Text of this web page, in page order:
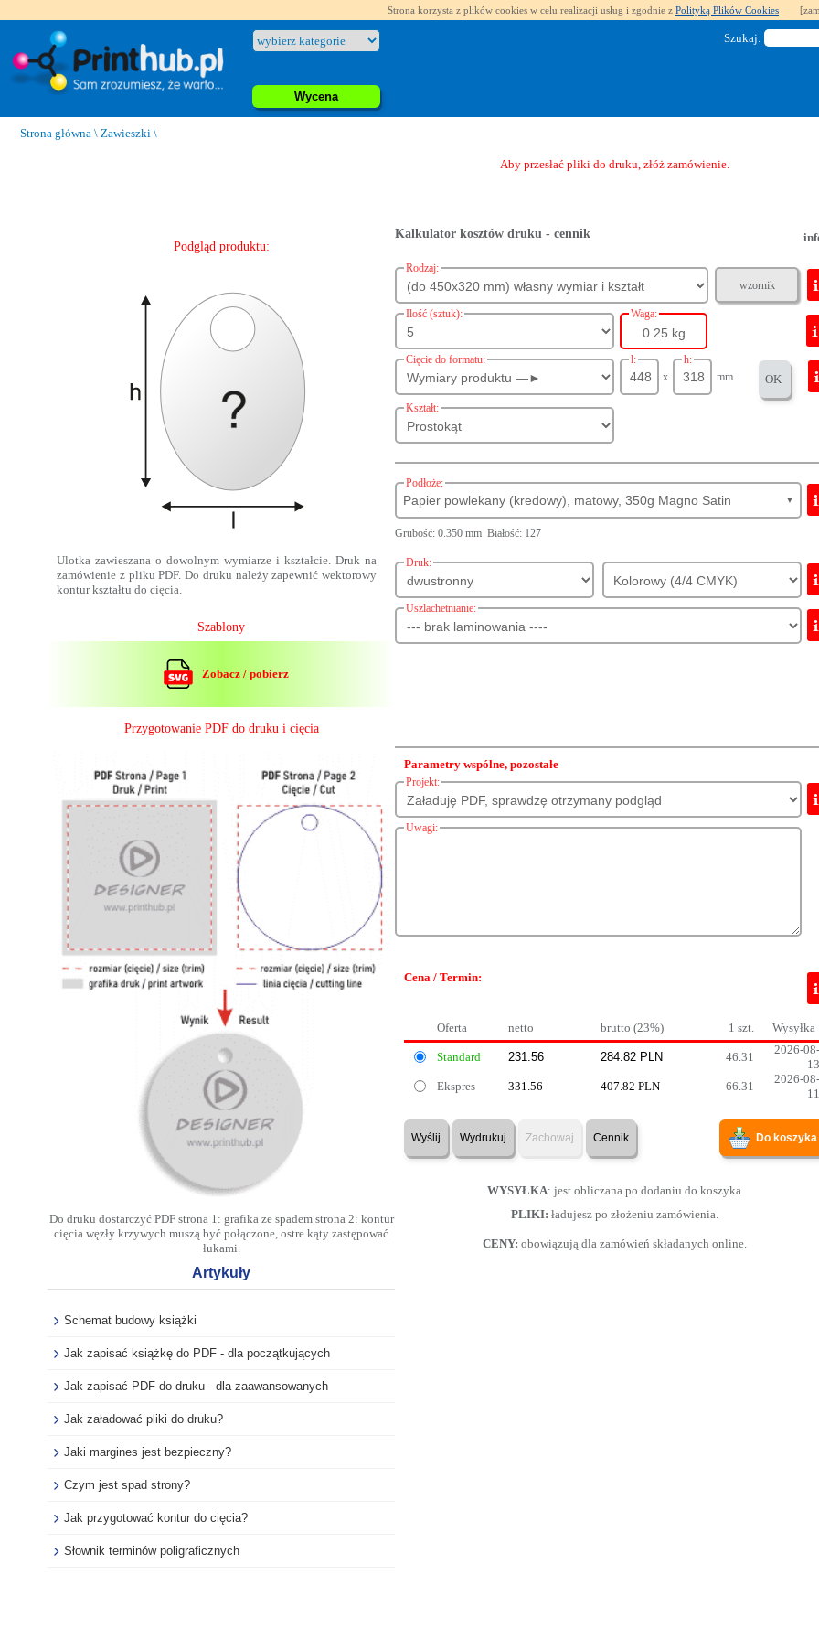
Strona korzysta z plików cookies w celu realizacji usług i zgodnie z Polityką Plików Cookies
Wycena
Szukaj:
Strona główna \ Zawieszki \
Aby przesłać pliki do druku, złóż zamówienie.
Podgląd produktu:
Ulotka zawieszana o dowolnym wymiarze i kształcie. Druk na
zamówienie z pliku PDF. Do druku należy zapewnić wektorowy
kontur kształtu do cięcia.
Szablony
Zobacz / pobierz
Przygotowanie PDF do druku i cięcia
Do druku dostarczyć PDF strona 1: grafika ze spadem strona 2: kontur
cięcia węzły krzywych muszą być połączone, ostre kąty zastępować
łukami.
Artykuły
Schemat budowy książki
Jak zapisać książkę do PDF - dla początkujących
Jak zapisać PDF do druku - dla zaawansowanych
Jak załadować pliki do druku?
Jaki margines jest bezpieczny?
Czym jest spad strony?
Jak przygotować kontur do cięcia?
Słownik terminów poligraficznych
Kalkulator kosztów druku - cennik
Rodzaj:
wzornik
Ilość (sztuk): Waga:
0.25 kg
Cięcie do formatu:
l:
x
h:
mm
OK
Kształt:
Podłoże:
Papier powlekany (kredowy), matowy, 350g Magno Satin ▼
Grubość: 0.350 mm Białość: 127
Druk:
Uszlachetnianie:
Parametry wspólne, pozostałe
Projekt:
Uwagi:
Cena / Termin:
Oferta netto brutto (23%) 1 szt. Wysyłka
Standard 46.31
2026-08-
13
Ekspres
331.56 407.82 PLN 66.31
2026-08-
11
Wyślij Wydrukuj Zachowaj Cennik Do koszyka
WYSYŁKA: jest obliczana po dodaniu do koszyka
PLIKI: ładujesz po złożeniu zamówienia.
CENY: obowiązują dla zamówień składanych online.